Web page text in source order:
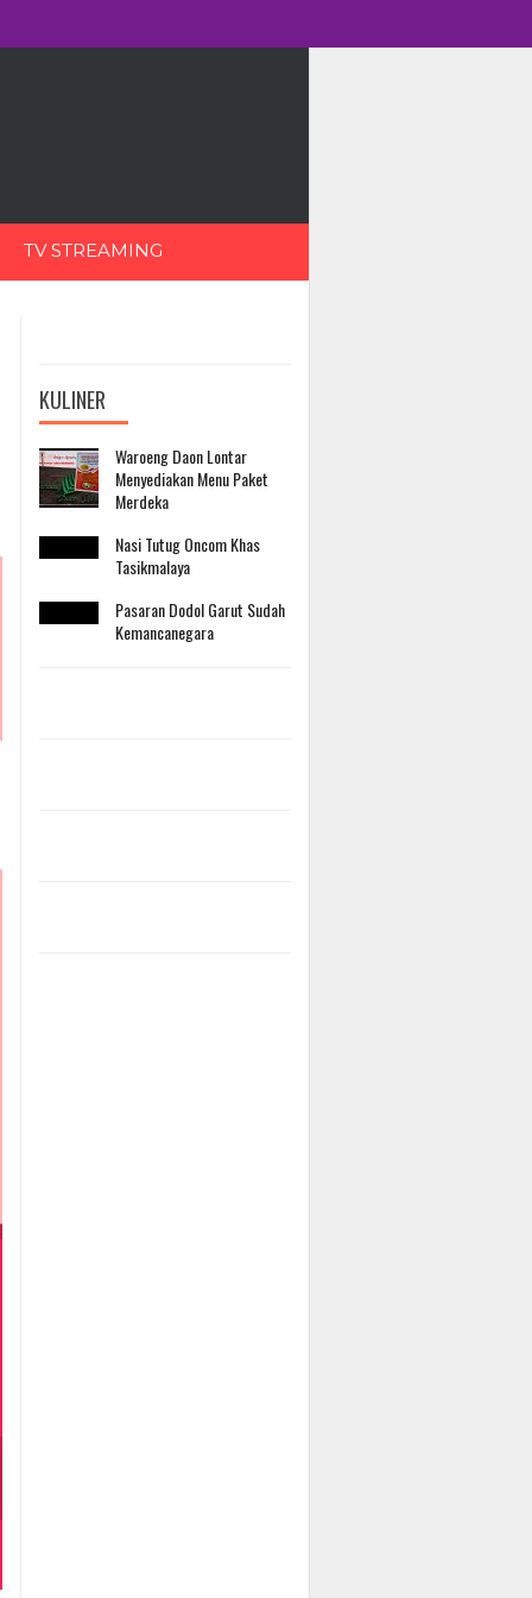
TV STREAMING
KULINER
Waroeng Daon Lontar
Menyediakan Menu Paket
Merdeka
Nasi Tutug Oncom Khas
Tasikmalaya
Pasaran Dodol Garut Sudah
Kemancanegara